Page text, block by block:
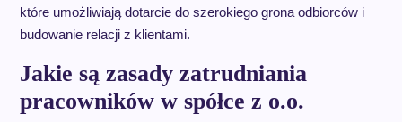
które umożliwiają dotarcie do szerokiego grona odbiorców i
budowanie relacji z klientami.
Jakie są zasady zatrudniania
pracowników w spółce z o.o.